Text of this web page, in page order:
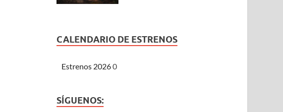
CALENDARIO DE ESTRENOS
Estrenos 20260
SÍGUENOS: